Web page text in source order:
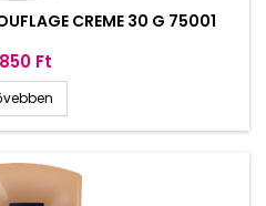
CREME 30 G 75001
Ft